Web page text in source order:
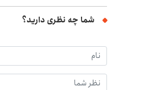
شما چه نظری دارید؟